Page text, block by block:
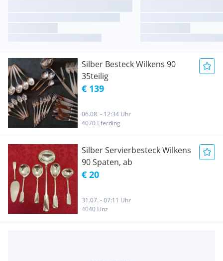
Silber Besteck Wilkens 90
35teilig
€ 139
06.08. - 12:34 Uhr
4070 Eferding
Silber Servierbesteck Wilkens
90 Spaten, ab
€ 20
31.07. - 07:11 Uhr
4040 Linz